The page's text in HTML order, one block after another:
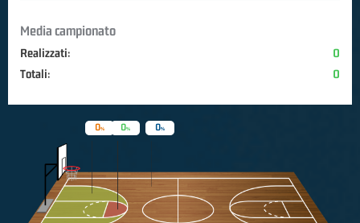
Media campionato
Realizzati:
0
Totali:
0
0
0 0